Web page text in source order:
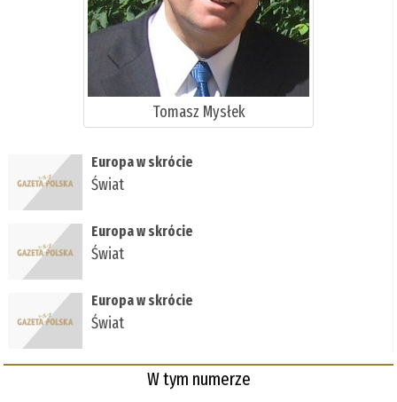
Tomasz Mysłek
Europa w skrócie
Świat
Europa w skrócie
Świat
Europa w skrócie
Świat
W tym numerze